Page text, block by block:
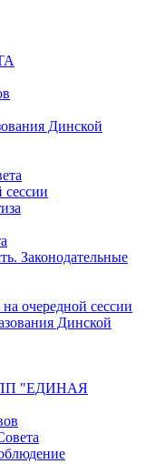
Динской
Законодательные
очередной сессии
Динской
ВПП "ЕДИНАЯ